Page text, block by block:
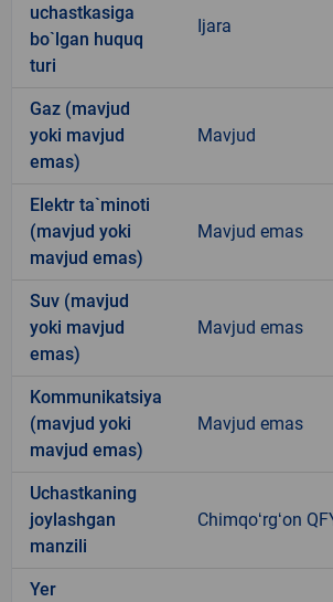
uchastkasiga
bo`lgan huquq
turi
Ijara
Gaz (mavjud
yoki mavjud
emas)
Mavjud
Elektr ta`minoti
(mavjud yoki
mavjud emas)
Mavjud emas
Suv (mavjud
yoki mavjud
emas)
Mavjud emas
Kommunikatsiya
(mavjud yoki
mavjud emas)
Mavjud emas
Uchastkaning
joylashgan
manzili
Chimqoʻrgʻon
Yer